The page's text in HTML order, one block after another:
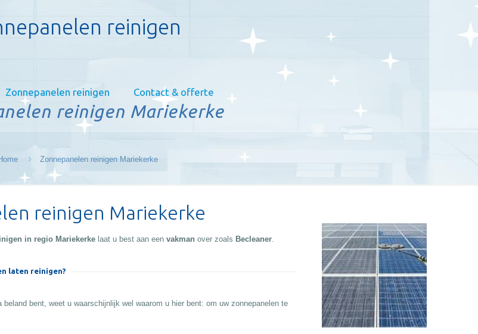
reinigen
Zonnepanelen reinigen Contact & offerte
reinigen Mariekerke
Zonnepanelen reinigen Mariekerke
reinigen Mariekerke
in regio Mariekerke laat u best aan een vakman over zoals Becleaner.
laten reinigen?
beland bent, weet u waarschijnlijk wel waarom u hier bent: om uw zonnepanelen te